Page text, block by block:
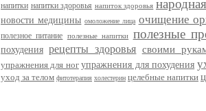
напитки напитки здоровья напиток здоровья
новости медицины омоложение лица очищение
полезное питание полезные напитки полезные
похудения рецепты здоровья своими
упражнения для ног упражнения для похудения
уход за телом фитотерапия холестерин целебные напитки